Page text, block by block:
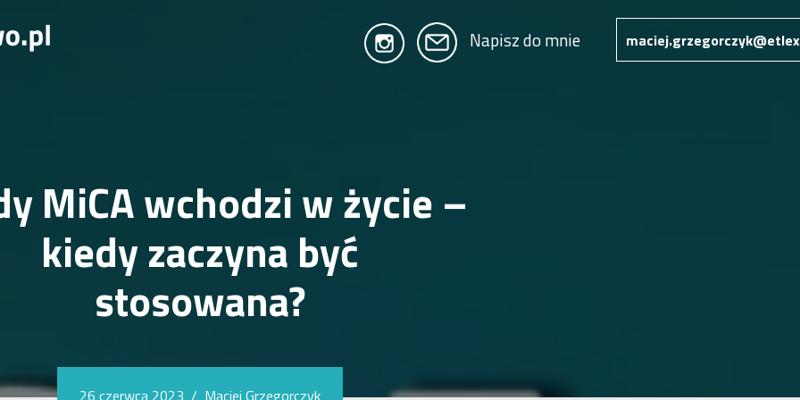
Napisz do mnie
MiCA wchodzi w życie –
kiedy zaczyna być
stosowana?
26 czerwca 2023 / Maciej Grzegorczyk